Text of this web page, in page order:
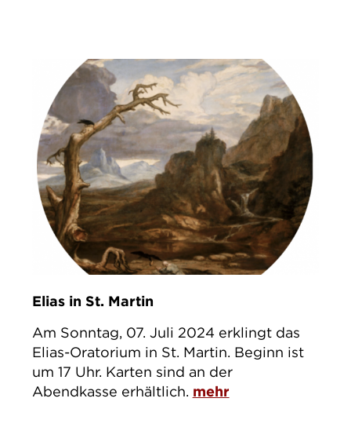
Elias in St. Martin
Am Sonntag, 07. Juli 2024 erklingt das
Elias-Oratorium in St. Martin. Beginn ist
um 17 Uhr. Karten sind an der
Abendkasse erhältlich. mehr